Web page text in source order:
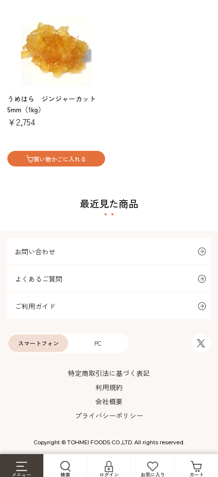
うめはら ジンジャーカット
5mm（1kg）
￥2,754
買い物かごに入れる
最近見た商品
お問い合わせ
よくあるご質問
ご利用ガイド
PC
スマートフォン
特定商取引法に基づく表記
利用規約
会社概要
プライバシーポリシー
Copyright © TOHMEI FOODS CO.,LTD. All rights reserved.
メニュー 検索 ログイン お気に入り カート